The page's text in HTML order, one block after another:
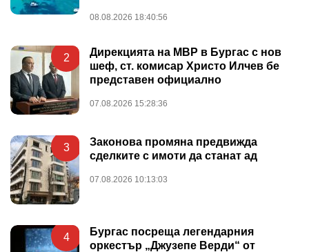
08.08.2026 18:40:56
2
Дирекцията на МВР в Бургас с нов
шеф, ст. комисар Христо Илчев бе
представен официално
07.08.2026 15:28:36
3
Законова промяна предвижда
сделките с имоти да станат ад
07.08.2026 10:13:03
4
Бургас посреща легендарния
оркестър „Джузепе Верди“ от